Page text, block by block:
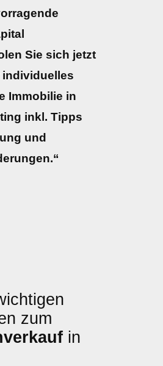
Sie sich jetzt
Immobilie in
inkl. Tipps
und
zum
in